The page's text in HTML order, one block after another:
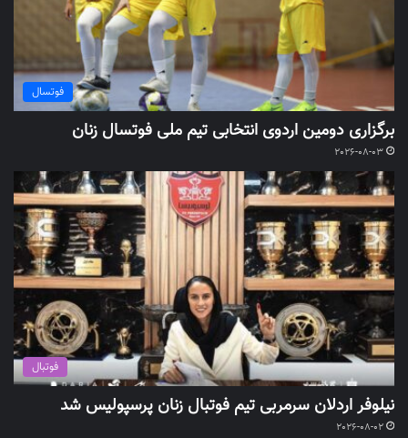
فوتسال
برگزاری دومین اردوی انتخابی تیم ملی فوتسال زنان
2026-08-03
فوتبال
نیلوفر اردلان سرمربی تیم فوتبال زنان پرسپولیس شد
2026-08-02